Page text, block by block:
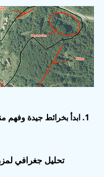
1. ابدأ بخرائط جيدة وفهم مناخك المحلي:
تحليل جغرافي